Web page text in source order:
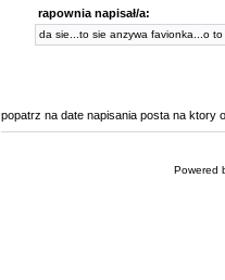
rapownia napisał/a:
da sie...to sie anzywa favionka...o
popatrz na date napisania posta na ktory
Powered